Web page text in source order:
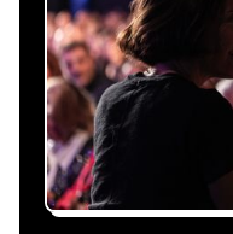
Expliquez-nous
sous 24h avec
personnalisée,
événement et à